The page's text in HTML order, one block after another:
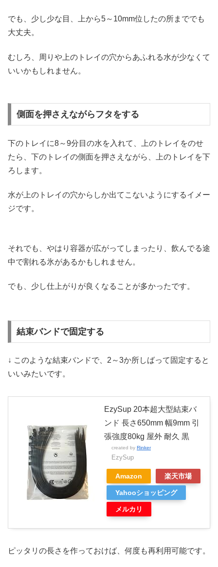
でも、少し少な目、上から5～10mm位したの所まででも
大丈夫。
むしろ、周りや上のトレイの穴からあふれる水が少なくて
いいかもしれません。
側面を押さえながらフタをする
下のトレイに8～9分目の水を入れて、上のトレイをのせ
たら、下のトレイの側面を押さえながら、上のトレイを下
ろします。
水が上のトレイの穴からしか出てこないようにするイメー
ジです。
それでも、やはり容器が広がってしまったり、飲んでる途
中で割れる氷があるかもしれません。
でも、少し仕上がりが良くなることが多かったです。
結束バンドで固定する
↓ このような結束バンドで、2～3か所しばって固定すると
いいみたいです。
EzySup 20本超大型結束バ
ンド 長さ650mm 幅9mm 引
張強度80kg 屋外 耐久 黒
created by Rinker
EzySup
Amazon 楽天市場
Yahooショッピング
メルカリ
ピッタリの長さを作っておけば、何度も再利用可能です。